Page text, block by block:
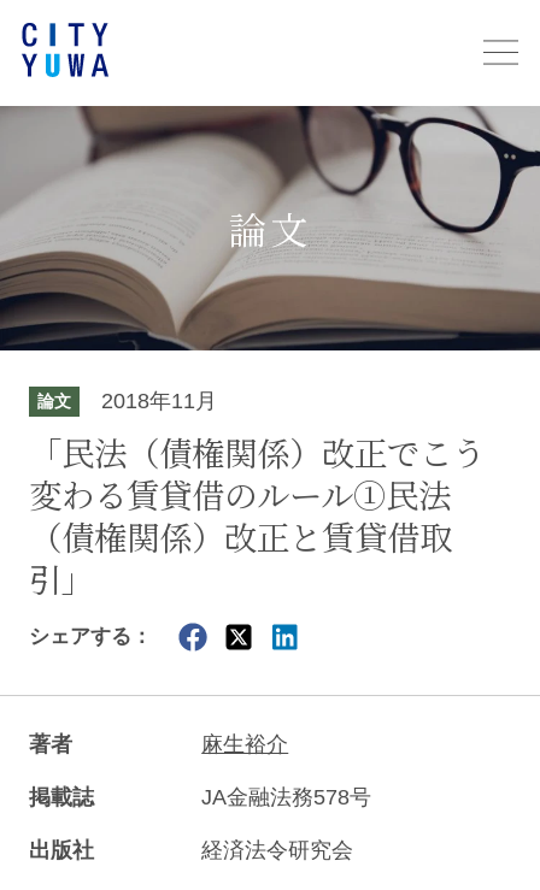
論文
論文 2018年11月
「民法（債権関係）改正でこう
変わる賃貸借のルール①民法
（債権関係）改正と賃貸借取
引」
シェアする：
著者 麻生裕介
掲載誌 JA金融法務578号
出版社 経済法令研究会